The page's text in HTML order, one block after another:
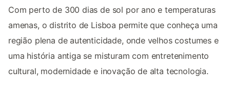
Com perto de 300 dias de sol por ano e temperaturas
amenas, o distrito de Lisboa permite que conheça uma
região plena de autenticidade, onde velhos costumes e
uma história antiga se misturam com entretenimento
cultural, modernidade e inovação de alta tecnologia.